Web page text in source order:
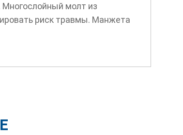
Многослойный молт из
риск травмы. Манжета